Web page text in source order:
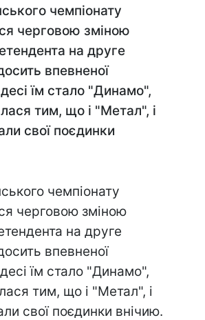
чемпіонату
черговою зміною
на друге
впевненої
їм стало "Динамо",
тим, що і "Метал", і
свої поєдинки
чемпіонату
черговою зміною
на друге
впевненої
їм стало "Динамо",
тим, що і "Метал", і
свої поєдинки внічию.